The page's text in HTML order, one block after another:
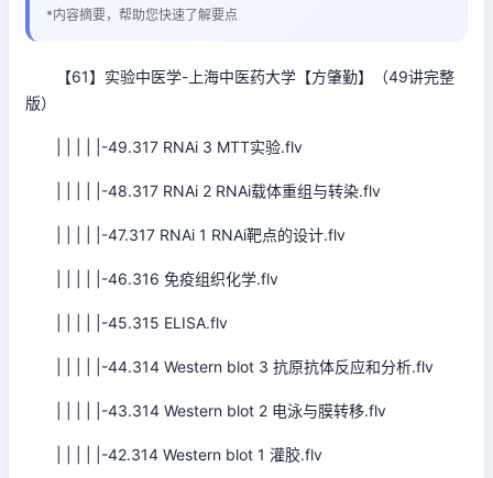
*内容摘要，帮助您快速了解要点
【61】实验中医学-上海中医药大学【方肇勤】（49讲完整
版）
| | | | |-49.317 RNAi 3 MTT实验.flv
| | | | |-48.317 RNAi 2 RNAi载体重组与转染.flv
| | | | |-47.317 RNAi 1 RNAi靶点的设计.flv
| | | | |-46.316 免疫组织化学.flv
| | | | |-45.315 ELISA.flv
| | | | |-44.314 Western blot 3 抗原抗体反应和分析.flv
| | | | |-43.314 Western blot 2 电泳与膜转移.flv
| | | | |-42.314 Western blot 1 灌胶.flv